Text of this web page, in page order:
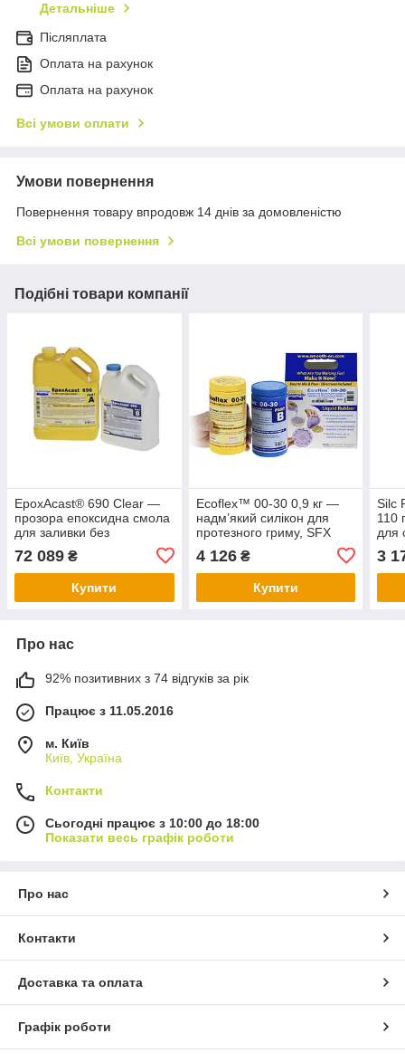
Детальніше
Післяплата
Оплата на рахунок
Оплата на рахунок
Всі умови оплати
Умови повернення
Повернення товару впродовж 14 днів за домовленістю
Всі умови повернення
Подібні товари компанії
EpoxAcast® 690 Clear —
прозора епоксидна смола
для заливки без
бульбашок, помутніння та
пожовтіння
72 089 ₴
Купити
Ecoflex™ 00-30 0,9 кг —
надм’який силікон для
протезного гриму, SFX
шкіри, масок, косплею та
lifecasting реалістична
“жива шкіра”
4 126₴
Купити
Silc
110
для
3
Про нас
92% позитивних з 74 відгуків за рік
Працює з 11.05.2016
м. Київ
Київ, Україна
Контакти
Сьогодні працює з 10:00 до 18:00
Показати весь графік роботи
Про нас
Контакти
Доставка та оплата
Графік роботи